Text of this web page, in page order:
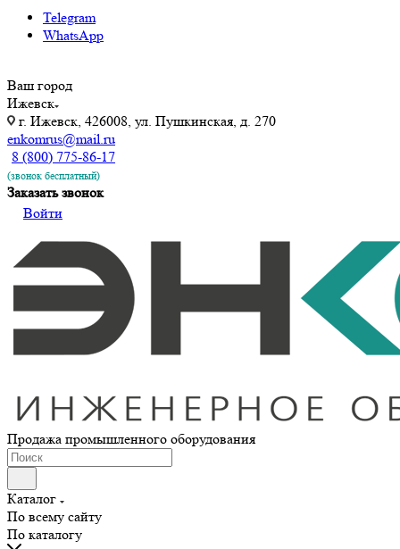
Telegram
WhatsApp
Ваш город
Ижевск
г. Ижевск, 426008, ул. Пушкинская, д. 270
enkomrus@mail.ru
8 (800) 775-86-17
(звонок бесплатный)
Заказать звонок
Войти
Продажа промышленного оборудования
Каталог
По всему сайту
По каталогу